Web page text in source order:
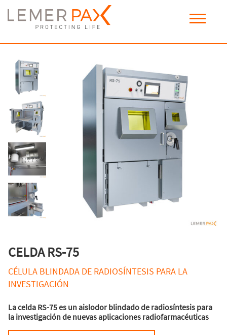
CELDA RS-75
CÉLULA BLINDADA DE RADIOSÍNTESIS PARA LA
INVESTIGACIÓN
La celda RS-75 es un aislodor blindado de radiosíntesis para
la investigación de nuevas aplicaciones radiofarmacéuticas